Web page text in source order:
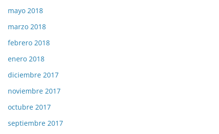
mayo 2018
marzo 2018
febrero 2018
enero 2018
diciembre 2017
noviembre 2017
octubre 2017
septiembre 2017